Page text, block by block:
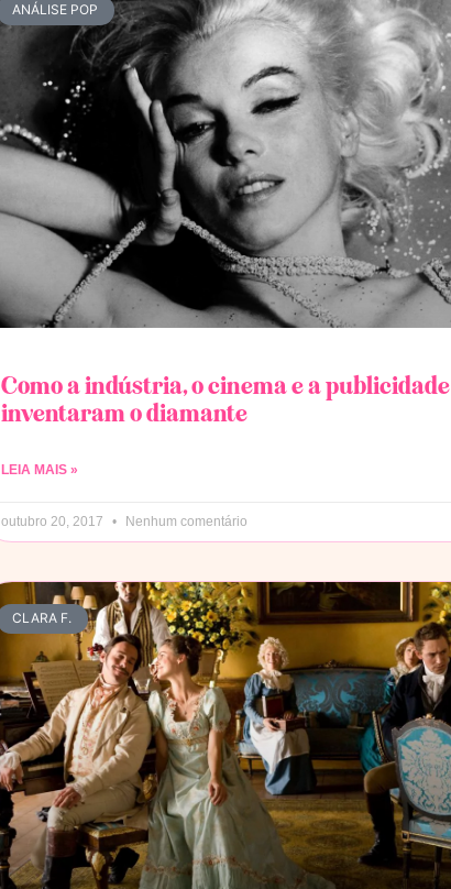
ANÁLISE POP
Como a indústria, o cinema e a publicidade
inventaram o diamante
LEIA MAIS »
outubro 20, 2017 Nenhum comentário
CLARA F.